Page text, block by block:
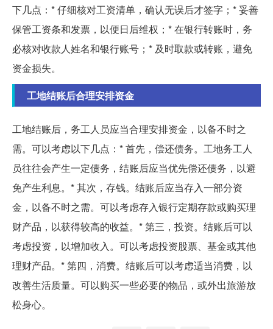
下几点：* 仔细核对工资清单，确认无误后才签字；* 妥善
保管工资条和发票，以便日后维权；* 在银行转账时，务
必核对收款人姓名和银行账号；* 及时取款或转账，避免
资金损失。
工地结账后合理安排资金
工地结账后，务工人员应当合理安排资金，以备不时之
需。可以考虑以下几点：* 首先，偿还债务。工地务工人
员往往会产生一定债务，结账后应当优先偿还债务，以避
免产生利息。* 其次，存钱。结账后应当存入一部分资
金，以备不时之需。可以考虑存入银行定期存款或购买理
财产品，以获得较高的收益。* 第三，投资。结账后可以
考虑投资，以增加收入。可以考虑投资股票、基金或其他
理财产品。* 第四，消费。结账后可以考虑适当消费，以
改善生活质量。可以购买一些必要的物品，或外出旅游放
松身心。